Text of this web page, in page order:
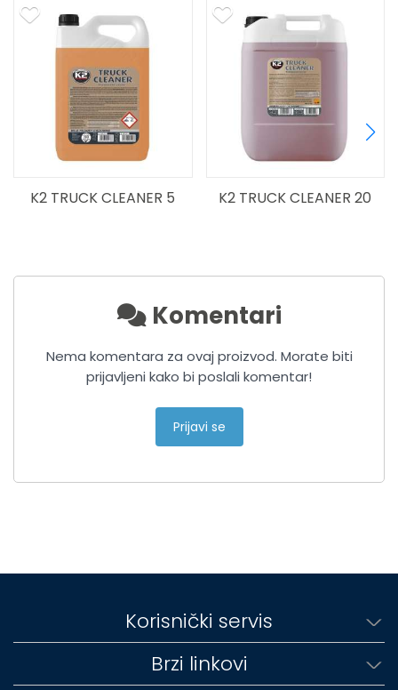
K2 TRUCK CLEANER 20 K2 TURBO TRUCK 20
Komentari
Nema komentara za ovaj proizvod. Morate biti
prijavljeni kako bi poslali komentar!
Prijavi se
Korisnički servis
Brzi linkovi